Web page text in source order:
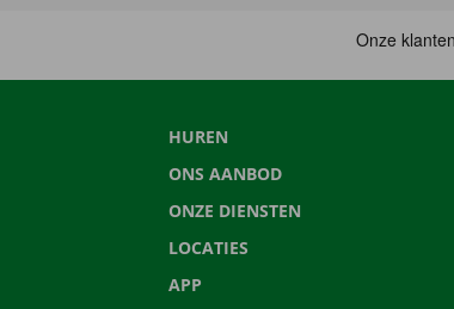
HUREN
ONS AANBOD
ONZE DIENSTEN
LOCATIES
APP